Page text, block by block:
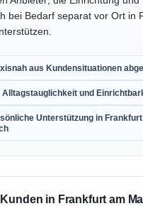
bei Bedarf separat vor Ort in
aus Kundensituationen
und
Unterstützung in Frankfurt
in Frankfurt am